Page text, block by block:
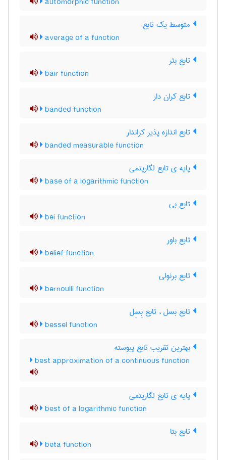
متوسط یک تابع
average of a function
تابع بئر
bair function
تابع کران دار
banded function
تابع اندازه پذیر کراندار
banded measurable function
پایه ی تابع لگاریتمی
base of a logarithmic function
تابع بی
bei function
تابع باور
belief function
تابع برنولی
bernoulli function
تابع بسل ، تابع بِسِل
bessel function
بهترین تقریب تابع پیوسته
best approximation of a continuous function
پایه ی تابع لگاریتمی
best of a logarithmic function
تابع بتا
beta function